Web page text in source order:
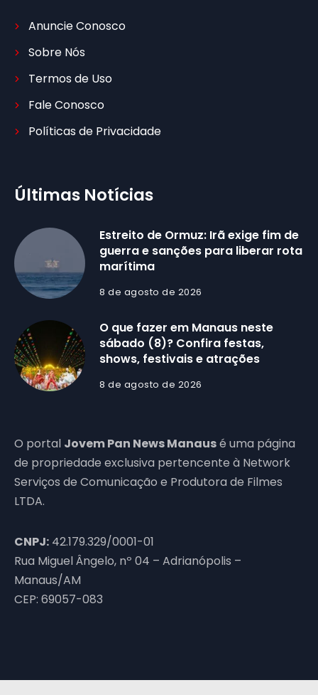
Anuncie Conosco
Sobre Nós
Termos de Uso
Fale Conosco
Políticas de Privacidade
Últimas Notícias
Estreito de Ormuz: Irã exige fim de
guerra e sanções para liberar rota
marítima
8 de agosto de 2026
O que fazer em Manaus neste
sábado (8)? Confira festas,
shows, festivais e atrações
8 de agosto de 2026
O portal Jovem Pan News Manausé uma página
de propriedade exclusiva pertencente à Network
Serviços de Comunicação e Produtora de Filmes
LTDA.
CNPJ: 42.179.329/0001-01
Rua Miguel Ângelo, nº 04 – Adrianópolis –
Manaus/AM
CEP: 69057-083